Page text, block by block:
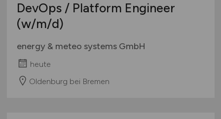
DevOps / Platform Engineer
(w/m/d)
energy & meteo systems GmbH
heute
Oldenburg bei Bremen